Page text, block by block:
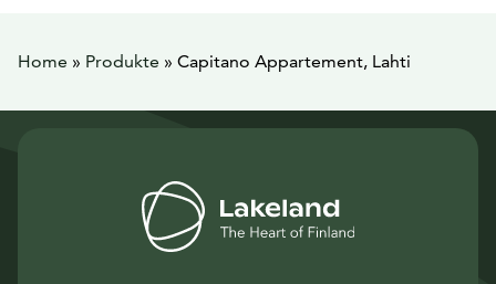
Home » Produkte » Capitano Appartement, Lahti